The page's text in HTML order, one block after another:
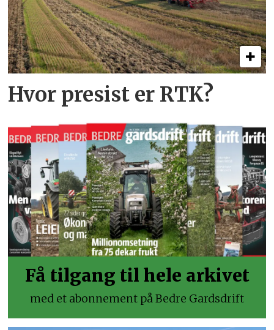
Hvor presist er RTK?
Få tilgang til hele arkivet
med et abonnement på Bedre Gardsdrift